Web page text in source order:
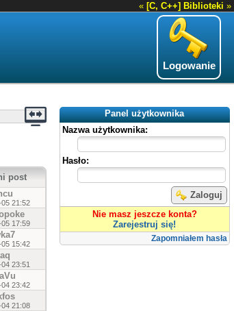
« [C, C++] Biblioteki »
Logowanie
Panel użytkownika
Nazwa użytkownika:
Hasło:
Zaloguj
Nie masz jeszcze konta?
Zarejestruj się!
Zapomniałem hasła
post
21:52
17:59
15:42
23:51
23:42
21:08